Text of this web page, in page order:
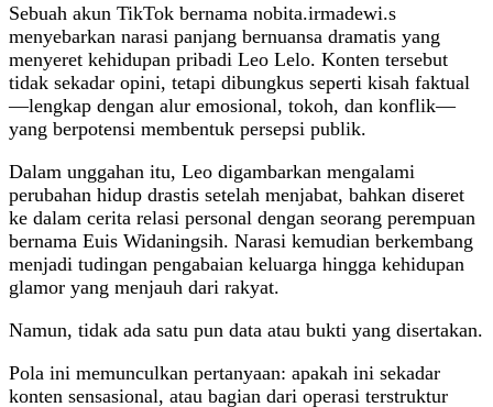
Sebuah akun TikTok bernama nobita.irmadewi.s
menyebarkan narasi panjang bernuansa dramatis yang
menyeret kehidupan pribadi Leo Lelo. Konten tersebut
tidak sekadar opini, tetapi dibungkus seperti kisah faktual
—lengkap dengan alur emosional, tokoh, dan konflik—
yang berpotensi membentuk persepsi publik.
Dalam unggahan itu, Leo digambarkan mengalami
perubahan hidup drastis setelah menjabat, bahkan diseret
ke dalam cerita relasi personal dengan seorang perempuan
bernama Euis Widaningsih. Narasi kemudian berkembang
menjadi tudingan pengabaian keluarga hingga kehidupan
glamor yang menjauh dari rakyat.
Namun, tidak ada satu pun data atau bukti yang disertakan.
Pola ini memunculkan pertanyaan: apakah ini sekadar
konten sensasional, atau bagian dari operasi terstruktur